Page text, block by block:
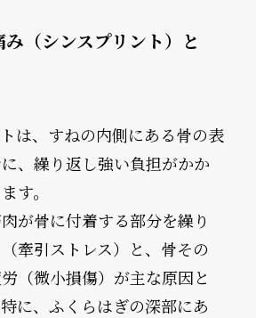
（シンスプリント）と
は、すねの内側にある骨の表
、繰り返し強い負担がかか
す。
が骨に付着する部分を繰り
牽引ストレス）と、骨その
（微小損傷）が主な原因と
に、ふくらはぎの深部にあ